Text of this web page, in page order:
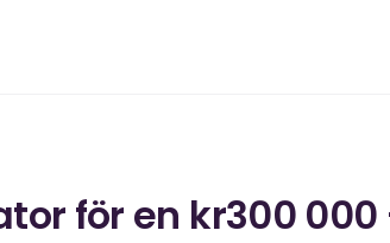
för en kr300